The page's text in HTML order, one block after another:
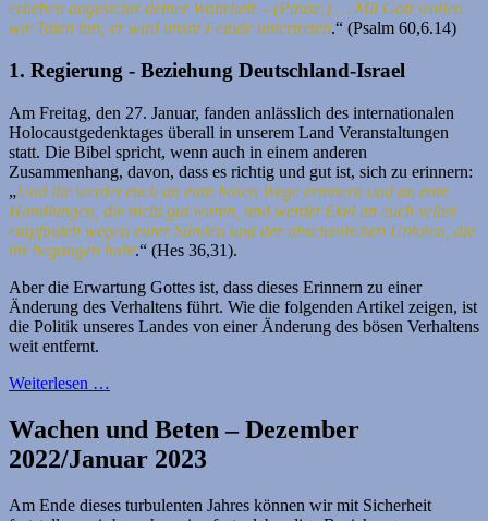
erheben angesichts deiner Wahrheit. - (Pause.) … Mit Gott wollen
wir Taten tun; er wird unsre Feinde untertreten.“ (Psalm 60,6.14)
1. Regierung - Beziehung Deutschland-Israel
Am Freitag, den 27. Januar, fanden anlässlich des internationalen
Holocaustgedenktages überall in unserem Land Veranstaltungen
statt. Die Bibel spricht, wenn auch in einem anderen
Zusammenhang, davon, dass es richtig und gut ist, sich zu erinnern:
„Und ihr werdet euch an eure bösen Wege erinnern und an eure
Handlungen, die nicht gut waren, und werdet Ekel an euch selbst
empfinden wegen eurer Sünden und der abscheulichen Untaten, die
ihr begangen habt.“ (Hes 36,31).
Aber die Erwartung Gottes ist, dass dieses Erinnern zu einer
Änderung des Verhaltens führt. Wie die folgenden Artikel zeigen, ist
die Politik unseres Landes von einer Änderung des bösen Verhaltens
weit entfernt.
Weiterlesen …
Wachen und Beten – Dezember
2022/Januar 2023
Am Ende dieses turbulenten Jahres können wir mit Sicherheit